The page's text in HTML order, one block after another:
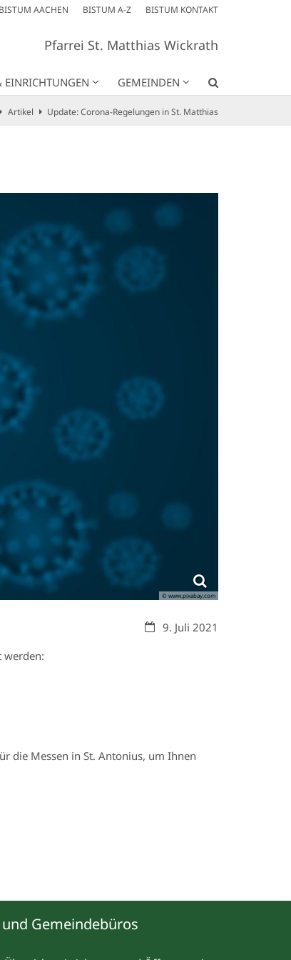
BISTUM AACHEN BISTUM A-Z BISTUM KONTAKT
Pfarrei St. Matthias Wickrath
EINRICHTUNGEN GEMEINDEN
Artikel Update: Corona-Regelungen in St. Matthias
© www.pixabay.com
Datum:9. Juli 2021
werden:
die Messen in St. Antonius, um Ihnen
Gemeindebüros